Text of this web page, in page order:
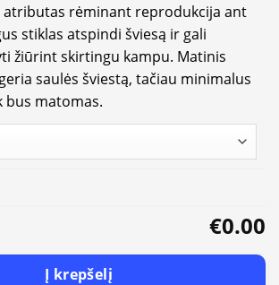
atributas rėminant reprodukcija ant
stiklas atspindi šviesą ir gali
žiūrint skirtingu kampu. Matinis
saulės šviestą, tačiau minimalus
bus matomas.
€0.00
Į krepšelį